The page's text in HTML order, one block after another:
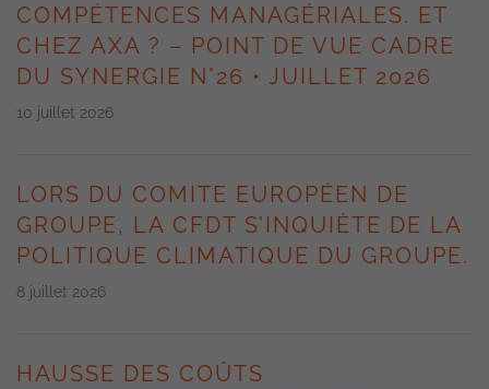
COMPÉTENCES MANAGÉRIALES. ET
CHEZ AXA ? – POINT DE VUE CADRE
DU SYNERGIE N°26 • JUILLET 2026
10 juillet 2026
LORS DU COMITE EUROPÉEN DE
GROUPE, LA CFDT S’INQUIÈTE DE LA
POLITIQUE CLIMATIQUE DU GROUPE.
8 juillet 2026
HAUSSE DES COÛTS